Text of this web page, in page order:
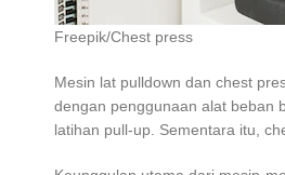
Freepik/Chest press
Mesin lat pulldown dan chest
dengan penggunaan alat beban
latihan pull-up. Sementara itu,